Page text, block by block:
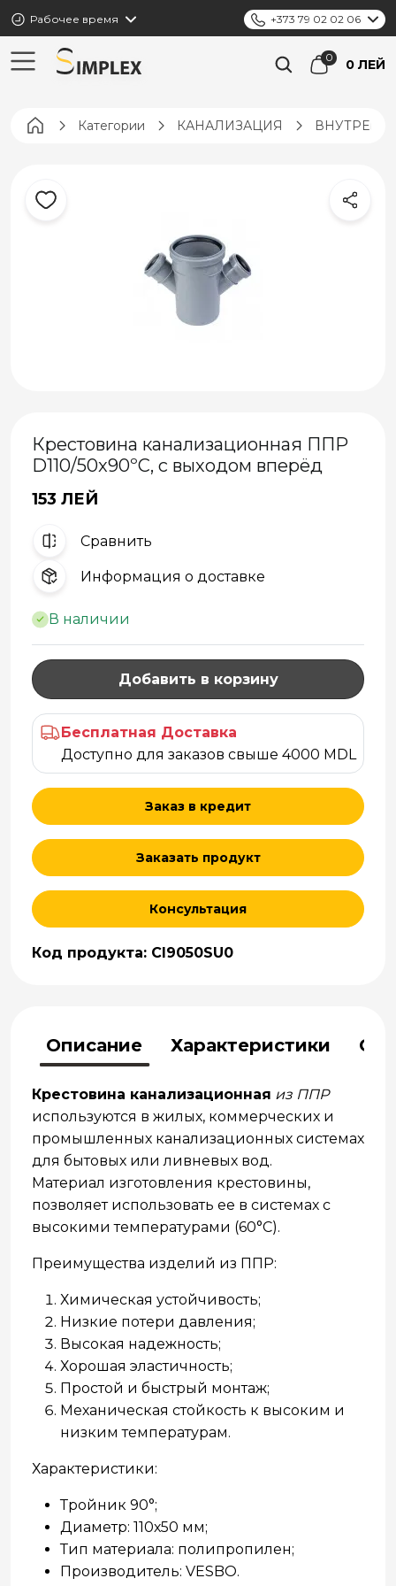
Рабочее время +373 79 02 02 06
0 ЛЕЙ
Pagina principală
Категории КАНАЛИЗАЦИЯ
Крестовина канализационная ППР
D110/50x90ºC, с выходом вперёд
153 ЛЕЙ
Cравнить
Информация о доставке
В наличии
Добавить в корзину
Бесплатная Доставка
Доступно для заказов свыше 4000 MDL
Заказ в кредит
Заказать продукт
Консультация
Код продукта: CI9050SU0
Описание Характеристики
Крестовина канализационная из ППР
используются в жилых, коммерческих и
промышленных канализационных системах
для бытовых или ливневых вод.
Материал изготовления крестовины,
позволяет использовать ее в системах с
высокими температурами (60°C).
Преимущества изделий из ППР:
Химическая устойчивость;
Низкие потери давления;
Высокая надежность;
Хорошая эластичность;
Простой и быстрый монтаж;
Механическая стойкость к высоким и
низким температурам.
Характеристики:
Тройник 90°;
Диаметр: 110х50 мм;
Тип материала: полипропилен;
Производитель: VESBO.